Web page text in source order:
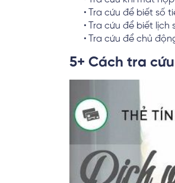
Tra cứu để biết số
Tra cứu để biết
Tra cứu để chủ
5+ Cách tra